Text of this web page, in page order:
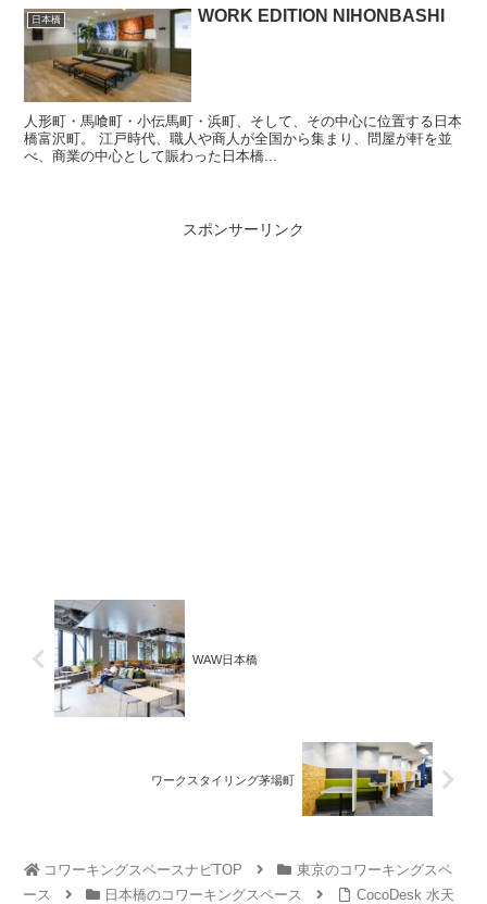
日本橋 WORK EDITION NIHONBASHI
人形町・馬喰町・小伝馬町・浜町、そして、その中心に位置する日本
橋富沢町。 江戸時代、職人や商人が全国から集まり、問屋が軒を並
べ、商業の中心として賑わった日本橋...
スポンサーリンク
WAW日本橋
ワークスタイリング茅場町
コワーキングスペースナビTOP
東京のコワーキングスペ
ース
日本橋のコワーキングスペース
CocoDesk 水天